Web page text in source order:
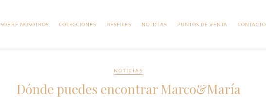
SOBRE NOSOTROS COLECCIONES DESFILES NOTICIAS PUNTOS DE VENTA CONTACTO
NOTICIAS
Dónde puedes encontrar Marco&María